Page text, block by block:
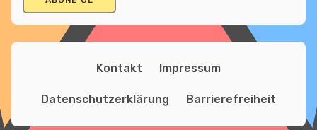
Kontakt Impressum
Datenschutzerklärung Barrierefreiheit